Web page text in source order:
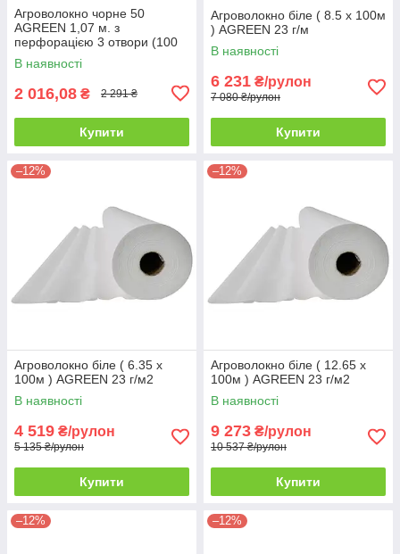
Агроволокно чорне 50
AGREEN 1,07 м. з
перфорацією 3 отвори (100
м. рул.) РУЛОН
В наявності
2 016,08 ₴ 2 291 ₴
Купити
Агроволокно біле ( 8.5 х 100м
) AGREEN 23 г/м
В наявності
6 231 ₴/рулон
7 080 ₴/рулон
Купити
–12%
Агроволокно біле ( 6.35 х
100м ) AGREEN 23 г/м2
В наявності
4 519 ₴/рулон
5 135 ₴/рулон
Купити
–12%
Агроволокно біле ( 12.65 х
100м ) AGREEN 23 г/м2
В наявності
9 273 ₴/рулон
10 537 ₴/рулон
Купити
–12% –12%